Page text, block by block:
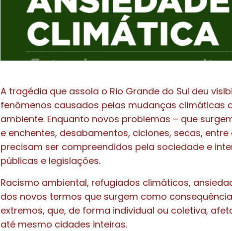
A tragédia que assola o Rio Grande do Sul deu
fenômenos causados pelas mudanças climáticas
ambiente. Enquanto novos problemas – que
e enchentes, desabamentos, ciclones, secas,
precisam ser compreendidos pela sociedade e
públicas e legislações.
Racismo ambiental, refugiados climáticos,
dos novos termos que surgem como
extremos, que, de forma individual ou coletiva,
até mesmo cidades inteiras.